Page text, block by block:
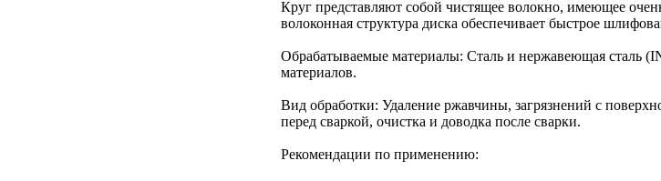
Круг представляют собой чистящее волокно, имеющее
волоконная структура диска обеспечивает быстрое
Обрабатываемые материалы: Сталь и нержавеющая сталь
материалов.
Вид обработки: Удаление ржавчины, загрязнений с
перед сваркой, очистка и доводка после сварки.
Рекомендации по применению: